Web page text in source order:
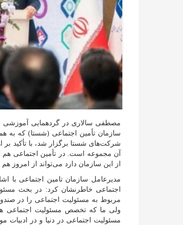
مصطفی سالاری در گردهمایی آموزشی
سازمان تأمین اجتماعی (شستا) که به
شرکت‌های شستا برگزار شد، با تأکید
آن مجموعه است. در تأمین اجتماعی
از این سازمان دارد می‌تواند از امروز هم
مدیرعامل سازمان تامین اجتماعی با
اجتماعی خاطرنشان کرد: در بحث
مربوط به مسئولیت اجتماعی را در
ولی ما که تخصص مسئولیت اجتماعی هم
مسئولیت اجتماعی در دنیا و در